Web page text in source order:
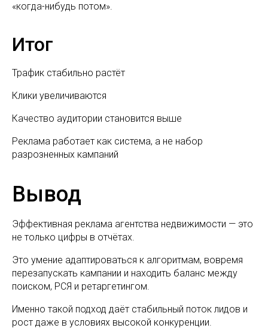
«когда-нибудь потом».
Итог
Трафик стабильно растёт
Клики увеличиваются
Качество аудитории становится выше
Реклама работает как система, а не набор
разрозненных кампаний
Вывод
Эффективная реклама агентства недвижимости — это
не только цифры в отчётах.
Это умение адаптироваться к алгоритмам, вовремя
перезапускать кампании и находить баланс между
поиском, РСЯ и ретаргетингом.
Именно такой подход даёт стабильный поток лидов и
рост даже в условиях высокой конкуренции.
КОНТАКТЫ
salvare-market@yandex.ru
+7(917) 468-05-67
Преимущества
Цены
Кейсы
Наш блог